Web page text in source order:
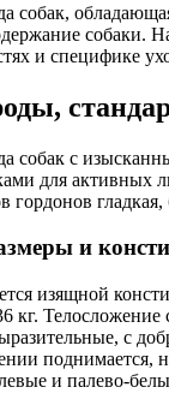
собак,
собаки.
и специфике
собак с
для активных
и
изящной
кг.
с
поднимается,
и палево-